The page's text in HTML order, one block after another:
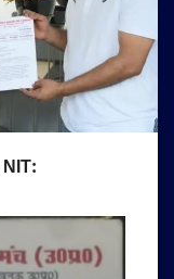
NIT: